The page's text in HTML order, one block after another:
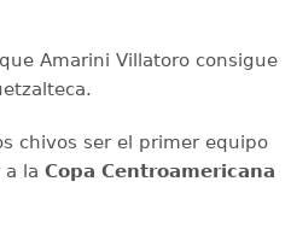
Amarini Villatoro consigue
chivos ser el primer equipo
a la Copa Centroamericana